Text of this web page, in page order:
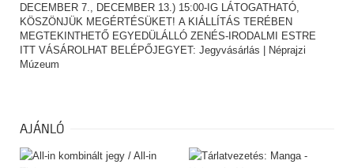
DECEMBER 7., DECEMBER 13.) 15:00-IG LÁTOGATHATÓ,
KÖSZÖNJÜK MEGÉRTÉSÜKET! A KIÁLLÍTÁS TERÉBEN
MEGTEKINTHETŐ EGYEDÜLÁLLÓ ZENÉS-IRODALMI ESTRE
ITT VÁSÁROLHAT BELÉPŐJEGYET: Jegyvásárlás | Néprajzi
Múzeum
AJÁNLÓ